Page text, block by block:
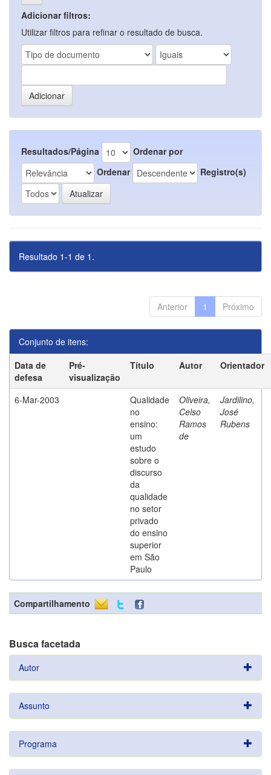
Adicionar filtros:
Utilizar filtros para refinar o resultado de busca.
Resultados/Página
Ordenar por
Ordenar
Registro(s)
Resultado 1-1 de 1.
Anterior 1 Próximo
Conjunto de itens:
Data de
defesa
Pré-
visualização
Título Autor Orientador
6-Mar-2003
Qualidade
no
ensino:
um
estudo
sobre o
discurso
da
qualidade
no setor
privado
do ensino
superior
em São
Paulo
Oliveira,
Celso
Ramos
de
Jardilino,
José
Rubens
Compartilhamento
Busca facetada
Autor
Assunto
Programa